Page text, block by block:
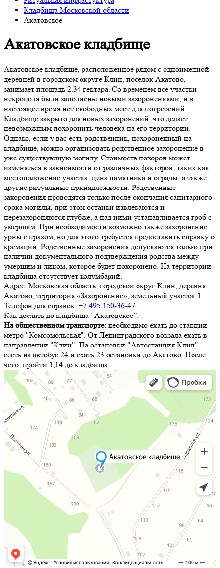
Кладбища Московской области
Акатовское
Акатовское кладбище
Акатовское кладбище, расположенное рядом с одноименной
деревней в городском округе Клин, поселок Акатово,
занимает площадь 2.34 гектара. Со временем все участки
некрополя были заполнены новыми захоронениями, и в
настоящее время нет свободных мест для погребений.
Кладбище закрыто для новых захоронений, что делает
невозможным похоронить человека на его территории.
Однако, если у вас есть родственник, похороненный на
кладбище, можно организовать родственное захоронение в
уже существующую могилу. Стоимость похорон может
изменяться в зависимости от различных факторов, таких как
местоположение участка, цена памятника и ограды, а также
другие ритуальные принадлежности. Родственные
захоронения проводятся только после окончания санитарного
срока могилы, при этом останки извлекаются и
перезахороняются глубже, а над ними устанавливается гроб с
умершим. При необходимости возможно также захоронение
урны с прахом, но для этого требуется предоставить справку о
кремации. Родственные захоронения допускаются только при
наличии документального подтверждения родства между
умершим и лицом, которое будет похоронено. На территории
кладбища отсутствует колумбарий.
Адрес: Московская область, городской округ Клин, деревня
Акатово, территория «Захоронение», земельный участок 1
Телефон для справок: +7 495 150-36-47
Как доехать до кладбища “Акатовское”:
На общественном транспорте: необходимо ехать до станции
метро "Комсомольская". От Ленинградского вокзала ехать в
направлении "Клин". На остановки "Автостанция Клин"
сесть на автобус 24 и ехать 23 остановки до Акатово. После
чего, пройти 1,14 до кладбища.